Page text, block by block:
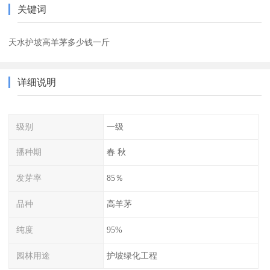
关键词
天水护坡高羊茅多少钱一斤
详细说明
级别 一级
播种期 春 秋
发芽率 85％
品种 高羊茅
纯度 95%
园林用途 护坡绿化工程